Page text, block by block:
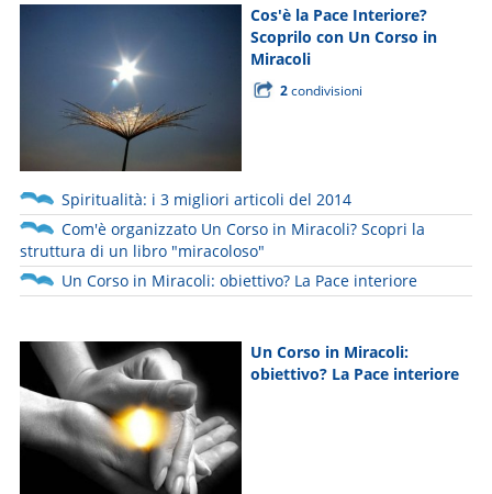
Cos'è la Pace Interiore?
Scoprilo con Un Corso in
Miracoli
2condivisioni
Spiritualità: i 3 migliori articoli del 2014
Com'è organizzato Un Corso in Miracoli? Scopri la
struttura di un libro "miracoloso"
Un Corso in Miracoli: obiettivo? La Pace interiore
Un Corso in Miracoli:
obiettivo? La Pace interiore